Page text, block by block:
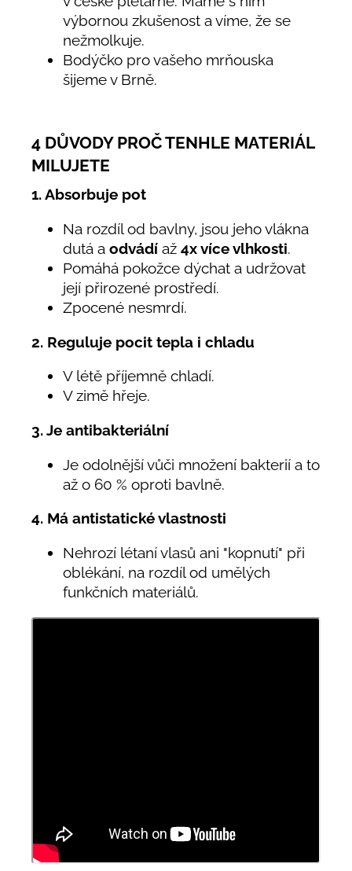
výbornou zkušenost a víme, že se
nežmolkuje.
Bodýčko pro vašeho mrňouska
šijeme v Brně.
4 DŮVODY PROČ TENHLE MATERIÁL
MILUJETE
1. Absorbuje pot
Na rozdíl od bavlny, jsou jeho vlákna
dutá a odvádí až 4x více vlhkosti.
Pomáhá pokožce dýchat a udržovat
její přirozené prostředí.
Zpocené nesmrdí.
2. Reguluje pocit tepla i chladu
V létě příjemně chladí.
V zimě hřeje.
3. Je antibakteriální
Je odolnější vůči množení bakterií a to
až o 60 % oproti bavlně.
4. Má antistatické vlastnosti
Nehrozí létaní vlasů ani "kopnutí" při
oblékání, na rozdíl od umělých
funkčních materiálů.